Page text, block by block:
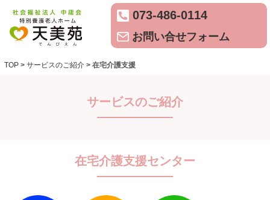
073-486-0114
お問い合せフォーム
TOP > サービスのご紹介 > 在宅介護支援
サービスのご紹介
在宅介護支援センター